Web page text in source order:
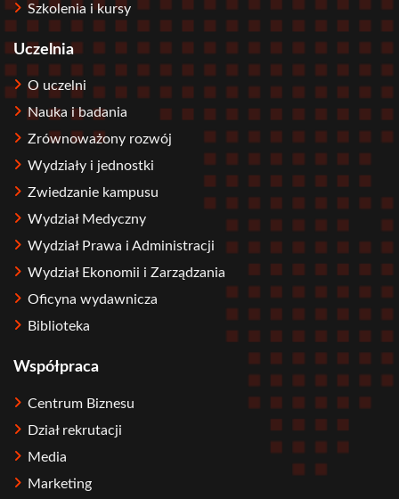
Szkolenia i kursy
Uczelnia
O uczelni
Nauka i badania
Zrównoważony rozwój
Wydziały i jednostki
Zwiedzanie kampusu
Wydział Medyczny
Wydział Prawa i Administracji
Wydział Ekonomii i Zarządzania
Oficyna wydawnicza
Biblioteka
Współpraca
Centrum Biznesu
Dział rekrutacji
Media
Marketing